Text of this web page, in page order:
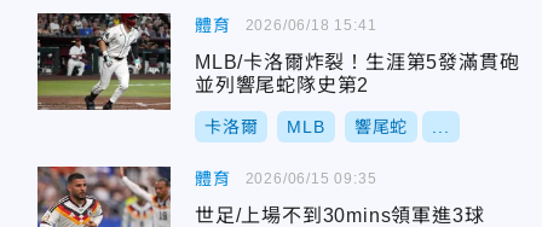
體育
MLB/卡洛爾炸裂！生涯第5發滿貫砲
並列響尾蛇隊史第2
卡洛爾 MLB 響尾蛇
2026/06/18 15:41
體育
世足/上場不到30mins領軍進3球
2026/06/15 09:35